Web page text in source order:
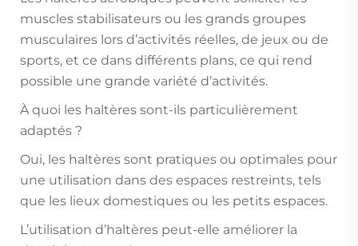
muscles stabilisateurs ou les grands groupes
musculaires lors d’activités réelles, de jeux ou de
sports, et ce dans différents plans, ce qui rend
possible une grande variété d’activités.
À quoi les haltères sont-ils particulièrement
adaptés ?
Oui, les haltères sont pratiques ou optimales pour
une utilisation dans des espaces restreints, tels
que les lieux domestiques ou les petits espaces.
L’utilisation d’haltères peut-elle améliorer la